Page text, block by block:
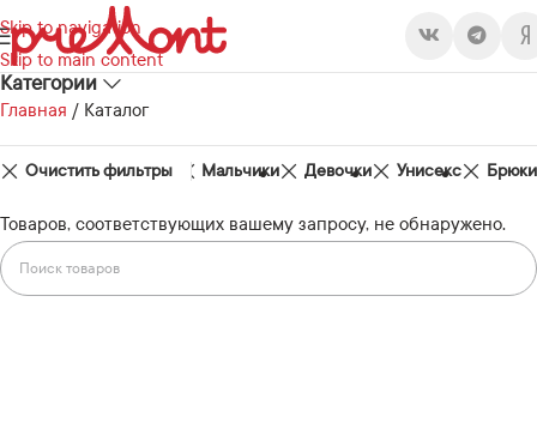
Skip to navigation
Skip to main content
Категории
Главная / Каталог
Очистить фильтры
Демисезон Мальчики Девочки Унисекс Брюки
Товаров, соответствующих вашему запросу, не обнаружено.